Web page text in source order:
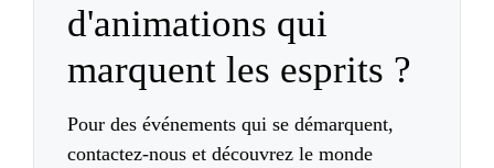
d'animations qui
marquent les esprits ?
Pour des événements qui se démarquent,
contactez-nous et découvrez le monde